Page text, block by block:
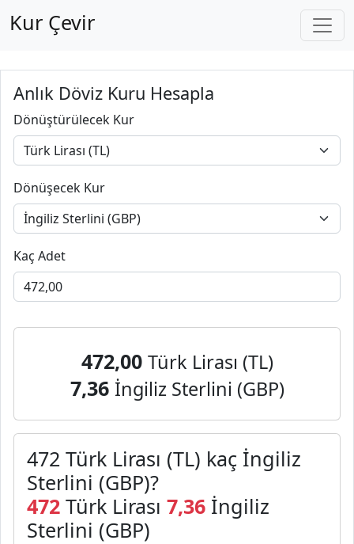
Kur Çevir
Anlık Döviz Kuru Hesapla
Dönüştürülecek Kur
Dönüşecek Kur
Kaç Adet
472,00 Türk Lirası (TL)
7,36 İngiliz Sterlini (GBP)
472 Türk Lirası (TL) kaç İngiliz
Sterlini (GBP)?
472 Türk Lirası 7,36 İngiliz
Sterlini (GBP)